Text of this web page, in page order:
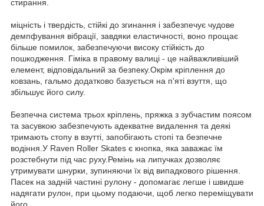
стирання.
міцність і твердість, стійкі до згинання і забезпечує чудове
демпфування вібрації, завдяки еластичності, воно прощає
більше помилок, забезпечуючи високу стійкість до
пошкодження. Гіміка в правому валиці - це найважливіший
елемент, відповідальний за безпеку.Окрім кріплення до
ковзань, гальмо додатково базується на п'яті взуття, що
збільшує його силу.
Безпечна система трьох кріплень, пряжка з зубчастим поясом
та засувкою забезпечують адекватне видалення та деякі
тримають стопу в взутті, запобігають стопі та безпечне
водіння.У Raven Roller Skates є кнопка, яка заважає їм
розстебнути під час руху.Ремінь на липучках дозволяє
утримувати шнурки, зупиняючи їх від випадкового рішення.
Пасек на задній частині рулону - допомагає легше і швидше
надягати рулон, при цьому подаючи, щоб легко переміщувати
його.